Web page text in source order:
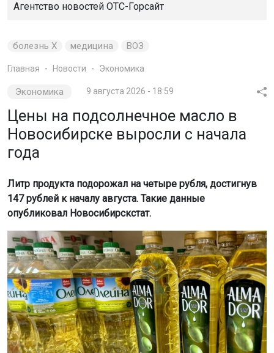
Агентство новостей ОТС-Горсайт
болезнь X медицина ВОЗ
Главная Новости Экономика
Экономика 9 августа 2026 - 18:59
Цены на подсолнечное масло в
Новосибирске выросли с начала
года
Литр продукта подорожал на четыре рубля, достигнув
147 рублей к началу августа. Такие данные
опубликовал Новосибирскстат.